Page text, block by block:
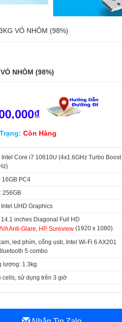
VỎ NHÔM (98%)
NHÔM (98%)
Còn Hàng
Intel Core i7 10610U (4x1.6GHz Turbo Boost
16GB PC4
256GB
Intel UHD Graphics
14.1 inches Diagonal Full HD
Anti-Glare, HP Sureview (1920 x 1080)
led phím, cổng usb, Intel Wi-Fi 6 AX201
5 combo
lượng: 1.3kg
cells, sử dụng trên 3 giờ